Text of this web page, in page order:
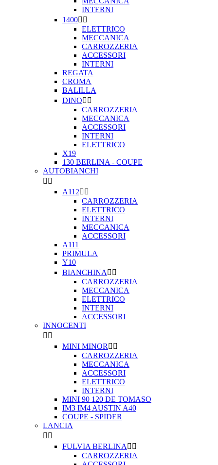
INTERNI
1400 
ELETTRICO
MECCANICA
CARROZZERIA
ACCESSORI
INTERNI
REGATA
CROMA
BALILLA
DINO 
CARROZZERIA
MECCANICA
ACCESSORI
INTERNI
ELETTRICO
X19
130 BERLINA - COUPE
AUTOBIANCHI
 
A112 
CARROZZERIA
ELETTRICO
INTERNI
MECCANICA
ACCESSORI
A111
PRIMULA
Y10
BIANCHINA  
CARROZZERIA
MECCANICA
ELETTRICO
INTERNI
ACCESSORI
INNOCENTI
 
MINI MINOR  
CARROZZERIA
MECCANICA
ACCESSORI
ELETTRICO
INTERNI
MINI 90 120 DE TOMASO
IM3 IM4 AUSTIN A40
COUPE - SPIDER
LANCIA
 
FULVIA BERLINA  
CARROZZERIA